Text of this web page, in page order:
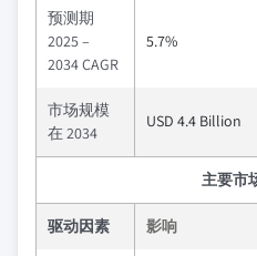
预测期
2025 –
2034 CAGR
5.7%
市场规模
在 2034
USD 4.4 Billion
主要市
驱动因素 影响